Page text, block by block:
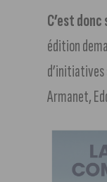
C’est
édition
d’initiatives
Armanet,